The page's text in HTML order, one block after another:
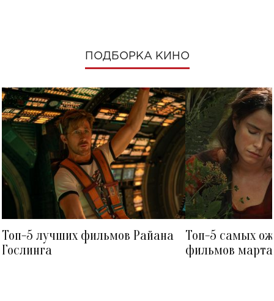
ПОДБОРКА КИНО
Топ-5 лучших фильмов Райана
Гослинга
Топ-5 самых
фильмов